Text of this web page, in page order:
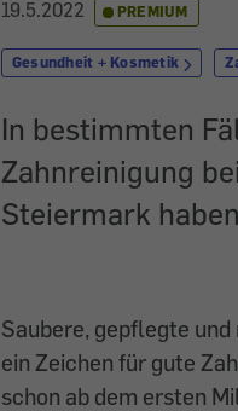
19.5.2022 PREMIUM
Gesundheit + Kosmetik
In bestimmten
Zahnreinigung
Steiermark
Saubere, gepflegte
ein Zeichen für gute
schon ab dem ersten